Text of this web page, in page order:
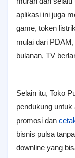
aplikasi ini juga
game, token
mulai dari
bulanan, TV
Selain itu, Toko
pendukung
promosi dan
bisnis pulsa
downline yang